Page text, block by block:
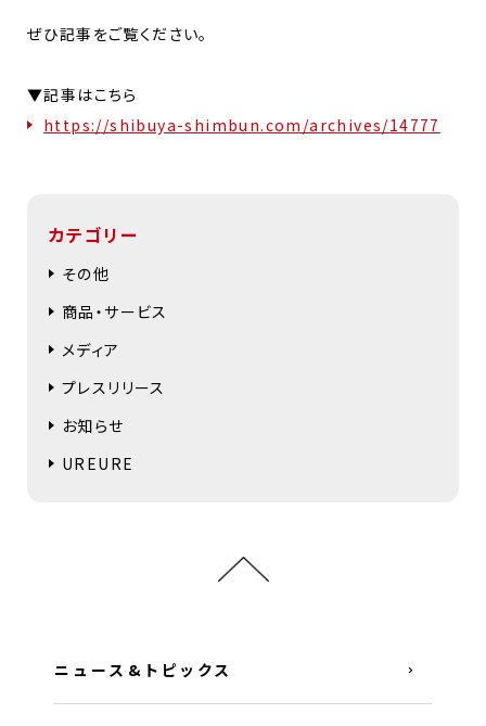
ぜひ記事をご覧ください。
▼記事はこちら
https://shibuya-shimbun.com/archives/14777
カテゴリー
その他
商品・サービス
メディア
プレスリリース
お知らせ
UREURE
ニュース&トピックス